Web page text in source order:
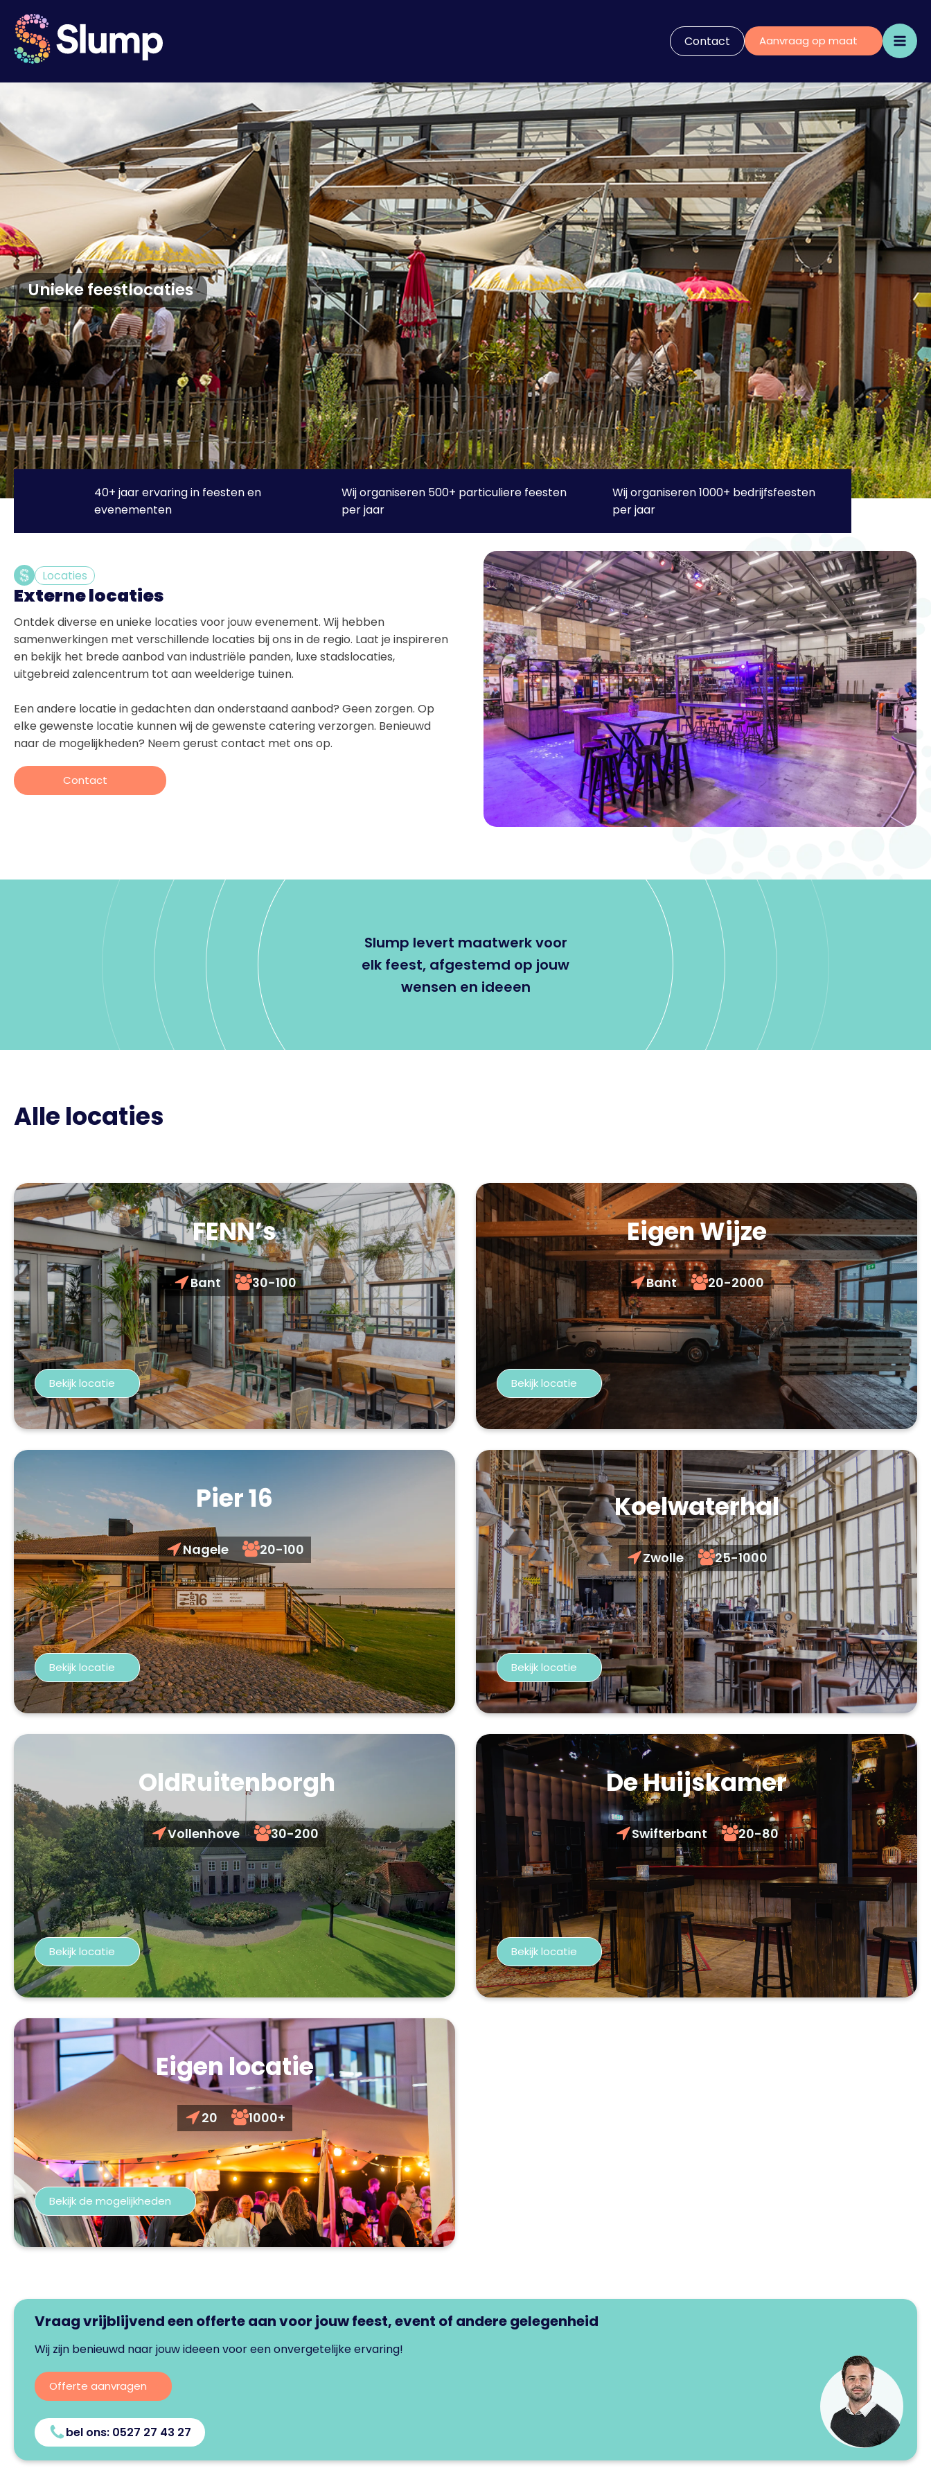
Contact Aanvraag op maat
Unieke feestlocaties
40+ jaar ervaring in feesten en
evenementen
Wij organiseren 500+ particuliere feesten
per jaar
Wij organiseren 1000+ bedrijfsfeesten
per jaar
Locaties
Externe locaties
Ontdek diverse en unieke locaties voor jouw evenement. Wij hebben
samenwerkingen met verschillende locaties bij ons in de regio. Laat je inspireren
en bekijk het brede aanbod van industriële panden, luxe stadslocaties,
uitgebreid zalencentrum tot aan weelderige tuinen.
Een andere locatie in gedachten dan onderstaand aanbod? Geen zorgen. Op
elke gewenste locatie kunnen wij de gewenste catering verzorgen. Benieuwd
naar de mogelijkheden? Neem gerust contact met ons op.
Contact
Slump levert maatwerk voor
elk feest, afgestemd op jouw
wensen en ideeen
Alle locaties
FENN’s
Bant 30-100
Bekijk locatie
Eigen Wijze
Bant 20-2000
Bekijk locatie
Pier 16
Nagele 20-100
Bekijk locatie
Koelwaterhal
Zwolle 25-1000
Bekijk locatie
OldRuitenborgh
Vollenhove 30-200
Bekijk locatie
De Huijskamer
Swifterbant 20-80
Bekijk locatie
Eigen locatie
20 1000+
Bekijk de mogelijkheden
Vraag vrijblijvend een offerte aan voor jouw feest, event of andere gelegenheid
Wij zijn benieuwd naar jouw ideeen voor een onvergetelijke ervaring!
Offerte aanvragen
bel ons: 0527 27 43 27